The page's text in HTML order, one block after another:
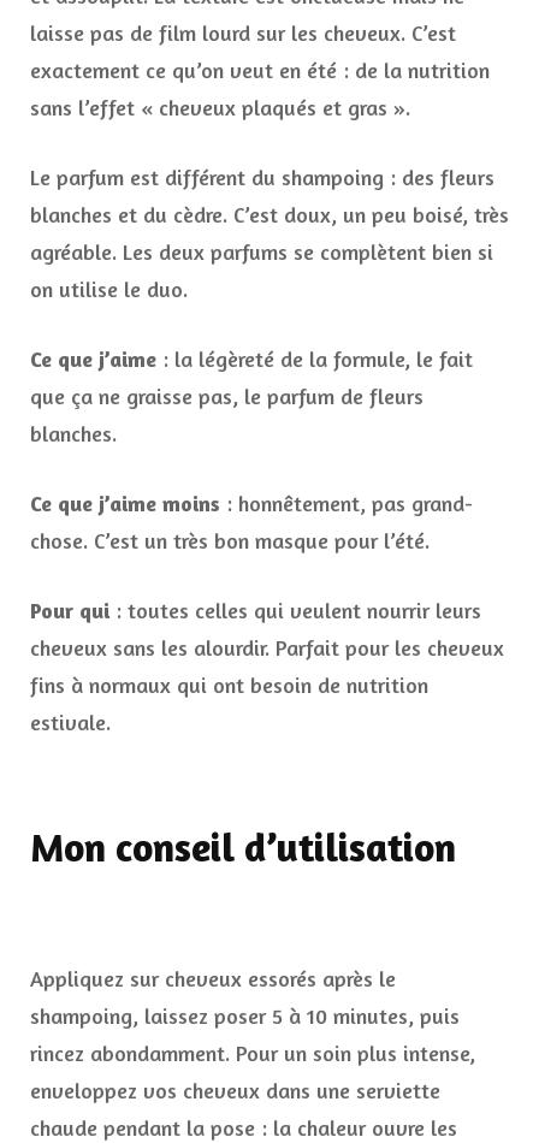
laisse pas de film lourd sur les cheveux. C’est
exactement ce qu’on veut en été : de la nutrition
sans l’effet « cheveux plaqués et gras ».
Le parfum est différent du shampoing : des fleurs
blanches et du cèdre. C’est doux, un peu boisé, très
agréable. Les deux parfums se complètent bien si
on utilise le duo.
Ce que j’aime : la légèreté de la formule, le fait
que ça ne graisse pas, le parfum de fleurs
blanches.
Ce que j’aime moins : honnêtement, pas grand-
chose. C’est un très bon masque pour l’été.
Pour qui : toutes celles qui veulent nourrir leurs
cheveux sans les alourdir. Parfait pour les cheveux
fins à normaux qui ont besoin de nutrition
estivale.
Mon conseil d’utilisation
Appliquez sur cheveux essorés après le
shampoing, laissez poser 5 à 10 minutes, puis
rincez abondamment. Pour un soin plus intense,
enveloppez vos cheveux dans une serviette
chaude pendant la pose : la chaleur ouvre les